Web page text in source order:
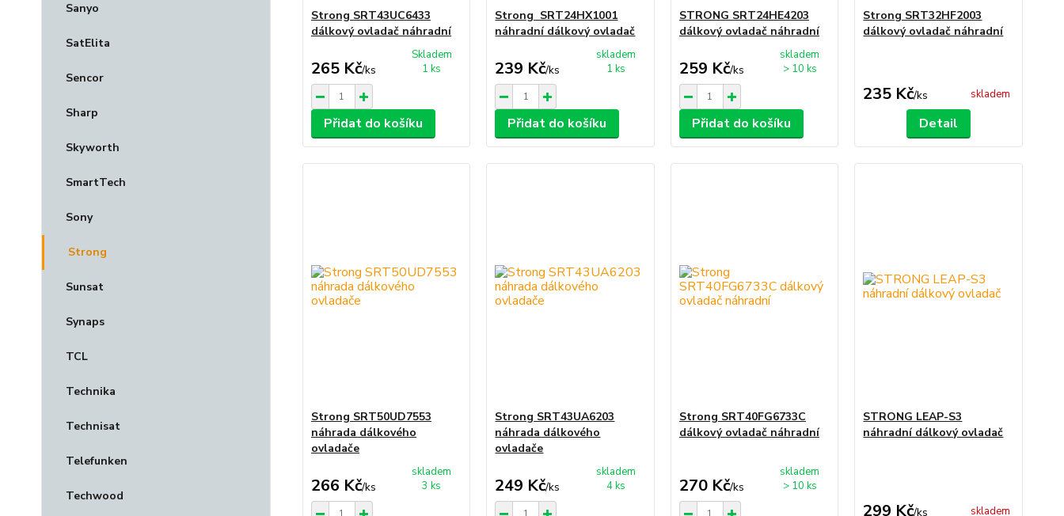
Sanyo
SatElita
Sencor
Sharp
Skyworth
SmartTech
Sony
Strong
Sunsat
Synaps
TCL
Technika
Technisat
Telefunken
Techwood
Strong SRT43UC6433
dálkový ovladač náhradní
265 Kč/ks
Skladem
1 ks
Přidat do košíku
Strong SRT24HX1001
náhradní dálkový ovladač
239 Kč/ks
skladem
1 ks
Přidat do košíku
STRONG SRT24HE4203
dálkový ovladač náhradní
259 Kč/ks
skladem
> 10 ks
Přidat do košíku
Strong SRT32HF2003
dálkový ovladač náhradní
235 Kč/ks skladem
Detail
Strong SRT50UD7553
náhrada dálkového
ovladače
266 Kč/ks
skladem
3 ks
Strong SRT43UA6203
náhrada dálkového
ovladače
249 Kč/ks
skladem
4 ks
Strong SRT40FG6733C
dálkový ovladač náhradní
270 Kč/ks
skladem
> 10 ks
STRONG LEAP-S3
náhradní dálkový ovladač
299 Kč/ks skladem